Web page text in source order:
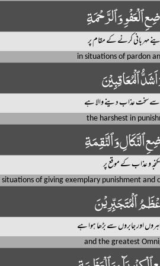
ٱلْعَفْوِ وَٱلرَّحْمَةِ
مہربانی کرنے کے مقام پر
in situations of pardon
ٱلْمُعَاقِبِيْنَ
سخت عذاب دینے والا ہے
the harshest in
ٱلنَّكَالِ وَٱلنَّقِمَةِ
و عذاب کے موقع پر
situations of giving exemplary punishment
ٱلْمُتَجَبِّرِيْنَ
اور جابروں سے بڑھا ہوا ہے
and the greatest